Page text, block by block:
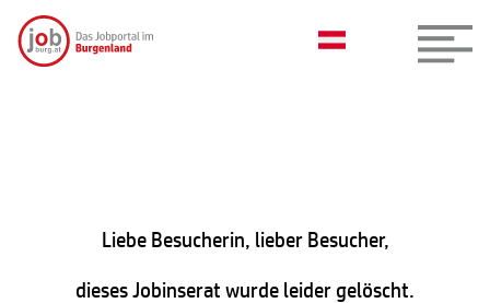
Liebe Besucherin, lieber Besucher,
dieses Jobinserat wurde leider gelöscht.